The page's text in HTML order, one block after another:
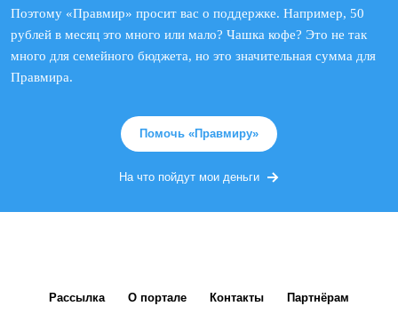
Поэтому «Правмир» просит вас о поддержке. Например, 50
рублей в месяц это много или мало? Чашка кофе? Это не так
много для семейного бюджета, но это значительная сумма для
Правмира.
Помочь «Правмиру»
На что пойдут мои деньги
Рассылка О портале Контакты Партнёрам